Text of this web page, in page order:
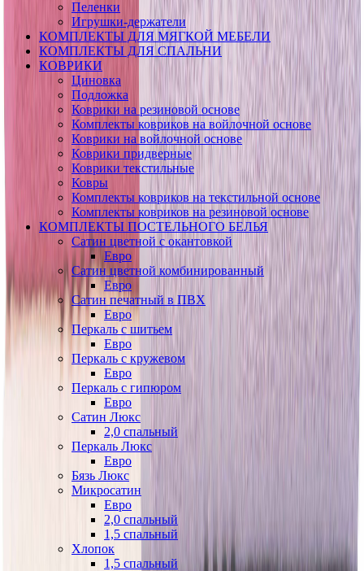
Пеленки
Игрушки-держатели
КОМПЛЕКТЫ ДЛЯ МЯГКОЙ МЕБЕЛИ
КОМПЛЕКТЫ ДЛЯ СПАЛЬНИ
КОВРИКИ
Циновка
Подложка
Коврики на резиновой основе
Комплекты ковриков на войлочной основе
Коврики на войлочной основе
Коврики придверные
Коврики текстильные
Ковры
Комплекты ковриков на текстильной основе
Комплекты ковриков на резиновой основе
КОМПЛЕКТЫ ПОСТЕЛЬНОГО БЕЛЬЯ
Сатин цветной с окантовкой
Евро
Сатин цветной комбинированный
Евро
Сатин печатный в ПВХ
Евро
Перкаль с шитьем
Евро
Перкаль с кружевом
Евро
Перкаль с гипюром
Евро
Сатин Люкс
2,0 спальный
Перкаль Люкс
Евро
Бязь Люкс
Микросатин
Евро
2,0 спальный
1,5 спальный
Хлопок
1,5 спальный